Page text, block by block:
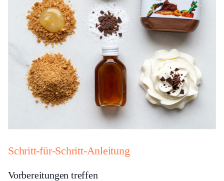
Schritt-für-Schritt-Anleitung
Vorbereitungen treffen